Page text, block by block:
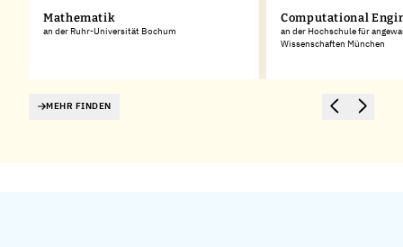
Mathematik
an der Ruhr-Universität Bochum
Computational
an der Hochschule für
Wissenschaften München
MEHR FINDEN